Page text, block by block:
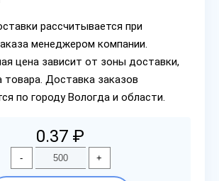
рассчитывается при
менеджером компании.
цена зависит от зоны доставки,
товара. Доставка заказов
по городу Вологда и области.
0.37 ₽
- +